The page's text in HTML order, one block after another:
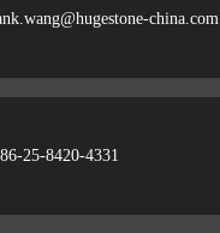
china.com
25-8420-4331